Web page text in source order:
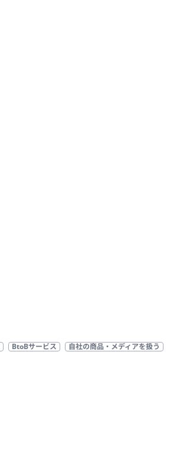
BtoBサービス 自社の商品・メディアを扱う